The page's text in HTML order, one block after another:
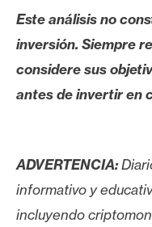
Este análisis no
inversión. Siempre
considere sus
antes de invertir en
ADVERTENCIA:
informativo y
incluyendo